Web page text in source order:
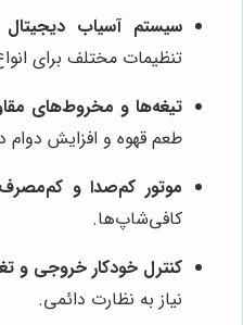
سیستم آسیاب
تنظیمات مختلف برای
تیغه‌ها و مخروط‌های
طعم قهوه و افزایش دوام
موتور کم‌صدا و
کافی‌شاپ‌ها.
کنترل خودکار خروجی و
نیاز به نظارت دائمی.